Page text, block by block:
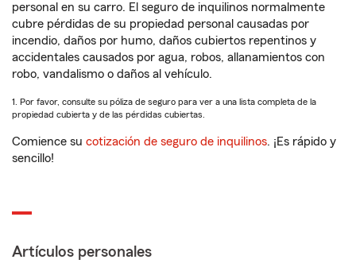
personal en su carro. El seguro de inquilinos normalmente
cubre pérdidas de su propiedad personal causadas por
incendio, daños por humo, daños cubiertos repentinos y
accidentales causados por agua, robos, allanamientos con
robo, vandalismo o daños al vehículo.
1. Por favor, consulte su póliza de seguro para ver a una lista completa de la
propiedad cubierta y de las pérdidas cubiertas.
Comience su cotización de seguro de inquilinos. ¡Es rápido y
sencillo!
Artículos personales